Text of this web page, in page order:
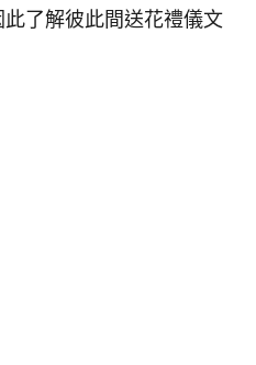
了解彼此間送花禮儀文